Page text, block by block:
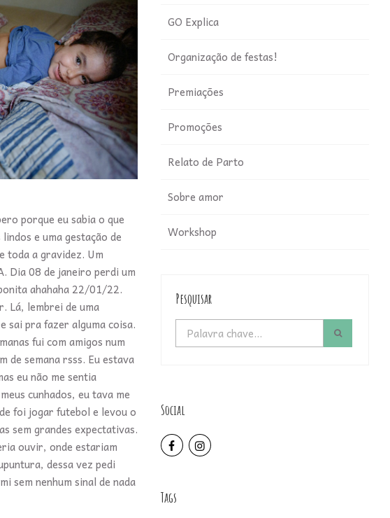
porque eu sabia o que
e uma gestação de
toda a gravidez. Um
Dia 08 de janeiro perdi um
ahahaha 22/01/22.
Lá, lembrei de uma
sai pra fazer alguma coisa.
fui com amigos num
de semana rsss. Eu estava
eu não me sentia
cunhados, eu tava me
foi jogar futebol e levou o
sem grandes expectativas.
ouvir, onde estariam
dessa vez pedi
sem nenhum sinal de nada
GO Explica
Organização de festas!
Premiações
Promoções
Relato de Parto
Sobre amor
Workshop
Pesquisar
Social
Tags